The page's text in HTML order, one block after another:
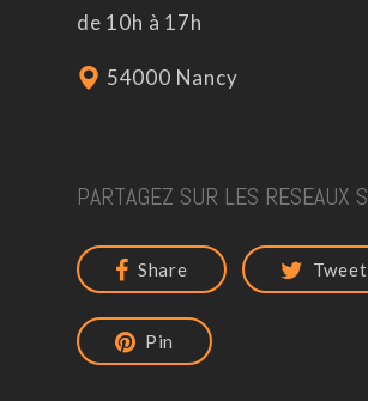
de 10h à 17h
54000 Nancy
PARTAGEZ SUR LES RESEAUX
Share Tweet
Pin